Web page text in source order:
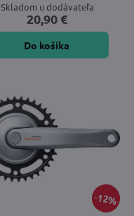
Skladom u dodávateľa
20,90 €
Do košíka
12%